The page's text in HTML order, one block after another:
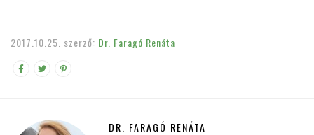
2017.10.25. szerző: Dr. Faragó Renáta
DR. FARAGÓ RENÁTA